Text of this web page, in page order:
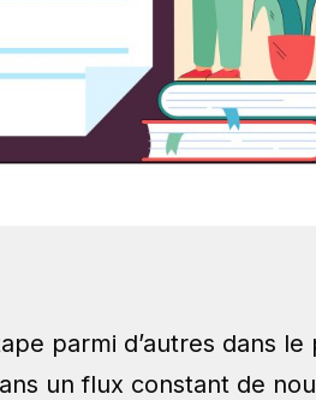
parmi d’autres dans le
un flux constant de